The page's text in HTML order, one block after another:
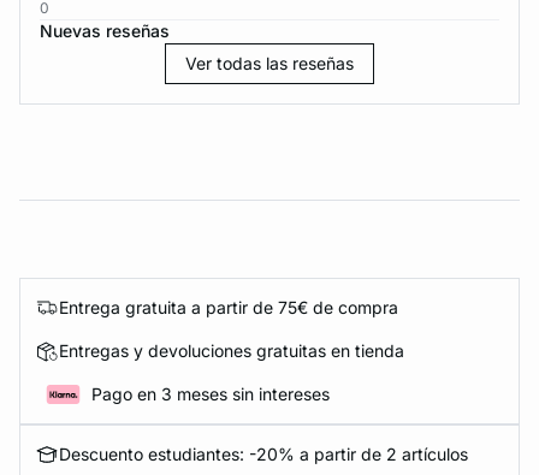
0
Nuevas reseñas
Ver todas las reseñas
Entrega gratuita a partir de 75€ de compra
Entregas y devoluciones gratuitas en tienda
Pago en 3 meses sin intereses
Descuento estudiantes: -20% a partir de 2 artículos